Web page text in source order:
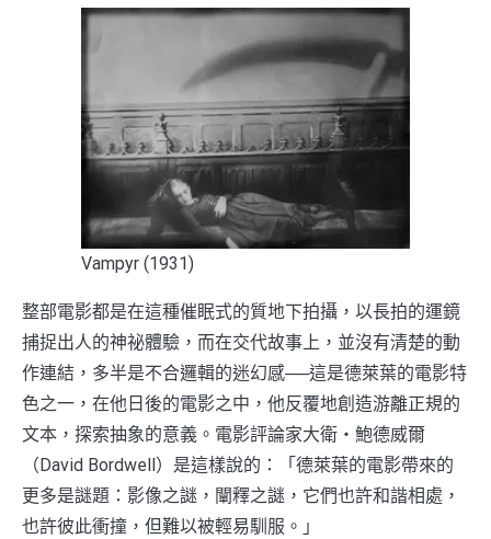
Vampyr (1931)
整部電影都是在這種催眠式的質地下拍攝，以長拍的運鏡
捕捉出人的神祕體驗，而在交代故事上，並沒有清楚的動
作連結，多半是不合邏輯的迷幻感──這是德萊葉的電影特
色之一，在他日後的電影之中，他反覆地創造游離正規的
文本，探索抽象的意義。電影評論家大衛‧鮑德威爾
（David Bordwell）是這樣說的：「德萊葉的電影帶來的
更多是謎題：影像之謎，闡釋之謎，它們也許和諧相處，
也許彼此衝撞，但難以被輕易馴服。」